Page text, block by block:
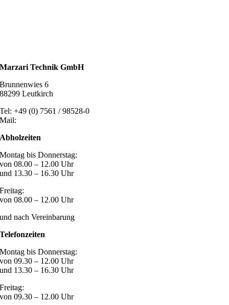
Marzari Technik GmbH
Brunnenwies 6
88299 Leutkirch
Tel: +49 (0) 7561 / 98528-0
Mail:
Abholzeiten
Montag bis Donnerstag:
von 08.00 – 12.00 Uhr
und 13.30 – 16.30 Uhr
Freitag:
von 08.00 – 12.00 Uhr
und nach Vereinbarung
Telefonzeiten
Montag bis Donnerstag:
von 09.30 – 12.00 Uhr
und 13.30 – 16.30 Uhr
Freitag:
von 09.30 – 12.00 Uhr